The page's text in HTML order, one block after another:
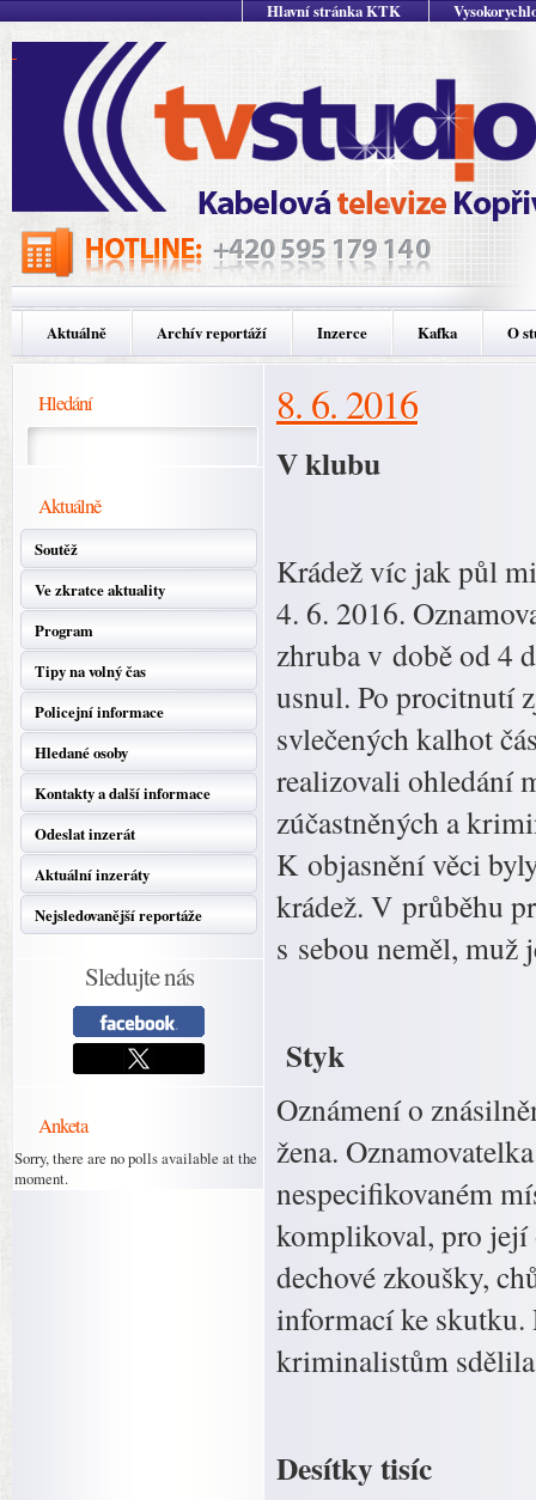
Hlavní stránka KTK
Aktuálně Archív reportáží Inzerce Kafka O
Hledání
Aktuálně
Soutěž
Ve zkratce aktuality
Program
Tipy na volný čas
Policejní informace
Hledané osoby
Kontakty a další informace
Odeslat inzerát
Aktuální inzeráty
Nejsledovanější reportáže
Sledujte nás
Anketa
Sorry, there are no polls available at the
moment.
8. 6. 2016
V klubu
Krádež víc jak půl
4. 6. 2016.
zhruba v době od 4
usnul. Po procitnutí
svlečených kalhot
realizovali ohledání
zúčastněných a
K objasnění věci
krádež. V průběhu
s sebou neměl, muž
Styk
Oznámení o
žena.
nespecifikovaném
komplikoval, pro její
dechové zkoušky,
informací ke skutku.
kriminalistům
Desítky tisíc